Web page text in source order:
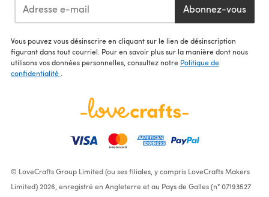
Abonnez-vous
Vous pouvez vous désinscrire en cliquant sur le lien de désinscription
figurant dans tout courriel. Pour en savoir plus sur la manière dont nous
utilisons vos données personnelles, consultez notre Politique de
confidentialité .
© LoveCrafts Group Limited (ou ses filiales, y compris LoveCrafts Makers
Limited) 2026, enregistré en Angleterre et au Pays de Galles (n° 07193527